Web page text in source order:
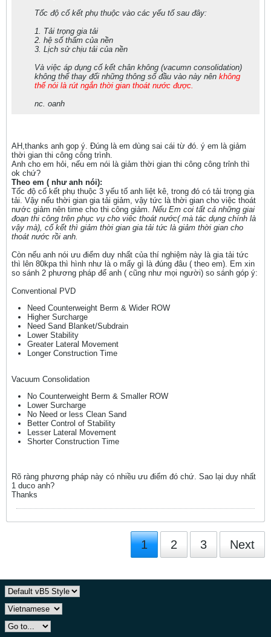
Tốc độ cố kết phụ thuộc vào các yếu tố sau đây:
1. Tải trọng gia tải
2. hệ số thấm của nền
3. Lịch sử chịu tải của nền
Và việc áp dụng cố kết chân không (vacumn consolidation)
không thể thay đổi những thông số đầu vào này nên không
thế nói là rút ngắn thời gian thoát nước được.
nc. oanh
AH,thanks anh gop ý. Đúng là em dùng sai cái từ đó. ý em là giảm
thời gian thi công công trình.
Anh cho em hỏi, nếu em nói là giảm thời gian thi công công trỉnh thì
ok chứ?
Theo em ( như anh nói):
Tốc độ cố kết phụ thuộc 3 yếu tố anh liệt kê, trong đó có tải trọng gia
tải. Vậy nếu thời gian gia tải giảm, vậy tức là thời gian cho việc thoát
nước giảm nên time cho thi công giảm. Nếu Em coi tất cả những giai
đoạn thi công trên phục vụ cho viêc thoát nước( mà tác dụng chính là
vậy mà), cố kết thì giảm thời gian gia tải tức là giảm thời gian cho
thoát nước rồi anh.
Còn nếu anh nói ưu điểm duy nhất của thí nghiệm này là gia tải tức
thì lên 80kpa thì hình như là o mấy gì là đúng đâu ( theo em). Em xin
so sánh 2 phương pháp để anh ( cũng như mọi người) so sánh góp ý:
Conventional PVD
Need Counterweight Berm & Wider ROW
Higher Surcharge
Need Sand Blanket/Subdrain
Lower Stability
Greater Lateral Movement
Longer Construction Time
Vacuum Consolidation
No Counterweight Berm & Smaller ROW
Lower Surcharge
No Need or less Clean Sand
Better Control of Stability
Lesser Lateral Movement
Shorter Construction Time
Rõ ràng phương pháp này có nhiều ưu điểm đó chứ. Sao lại duy nhất
1 duco anh?
Thanks
1 2 3 Next